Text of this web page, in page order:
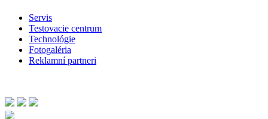
Servis
Testovacie centrum
Technológie
Fotogaléria
Reklamní partneri